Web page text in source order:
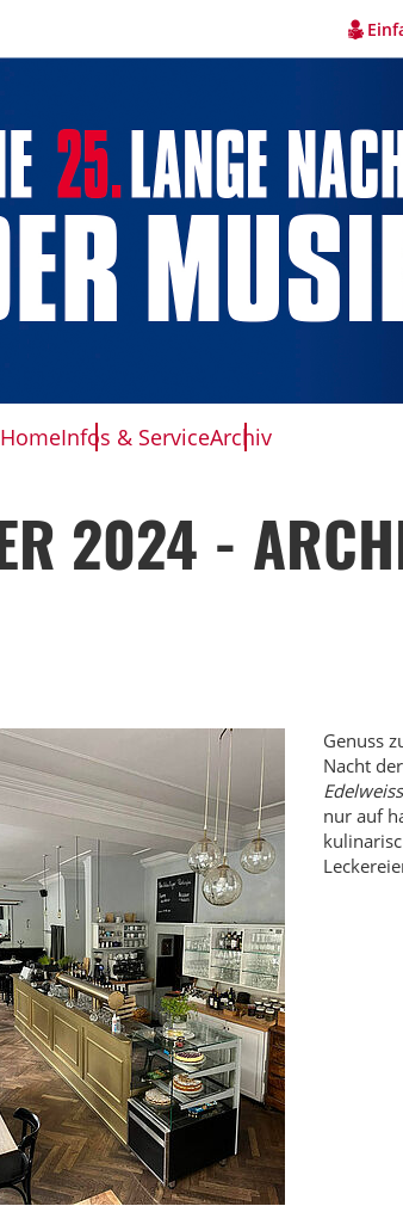
HomeInfos & ServiceArchiv
2024 -
Genuss
Nacht
nur auf